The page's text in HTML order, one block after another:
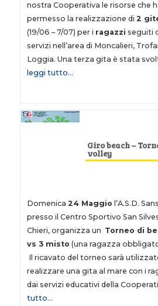
nostra Cooperativa le risorse che
permesso la realizzazione di 2
(19/06 – 7/07) per i ragazzi seguiti
servizi nell’area di Moncalieri,
Loggia. Una terza gita è stata
leggi tutto…
Giro beach –
volley
Domenica 24 Maggio l’A.S.D.
presso il Centro Sportivo San
Chieri, organizza un Torneo di
vs 3 misto (una ragazza
Il ricavato del torneo sarà
realizzare una gita al mare con i
dai servizi educativi della
tutto…